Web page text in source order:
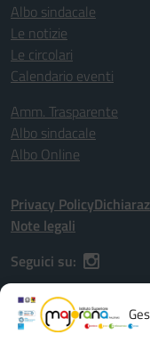
Albo sindacale
Le notizie
Le circolari
Calendario eventi
Amm. Trasparente
Albo sindacale
Albo Online
Privacy Policy
Note legali
Seguici su:
Indirizzo:Via G. Astorino,
20/22, Palermo (PA), 90149